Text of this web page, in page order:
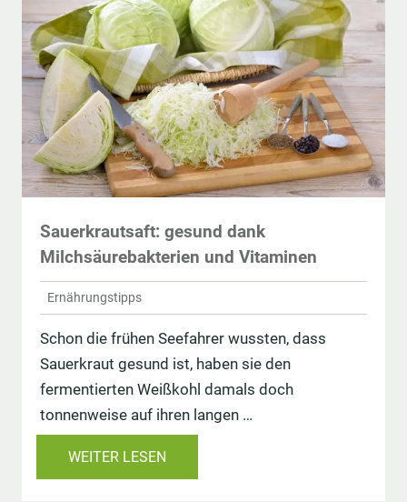
Sauerkrautsaft: gesund dank
Milchsäurebakterien und Vitaminen
Ernährungstipps
Schon die frühen Seefahrer wussten, dass
Sauerkraut gesund ist, haben sie den
fermentierten Weißkohl damals doch
tonnenweise auf ihren langen …
WEITER LESEN